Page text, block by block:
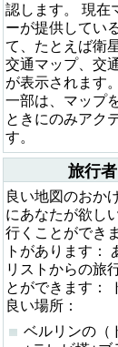
認します。 現在
ーが提供してい
て、たとえば衛
交通マップ、交
が表示されます
一部は、マップ
ときにのみアク
す。
旅行
良い地図のおか
にあなたが欲し
行くことができ
トがあります：
リストからの旅
とができます
良い場所：
ベルリンの（